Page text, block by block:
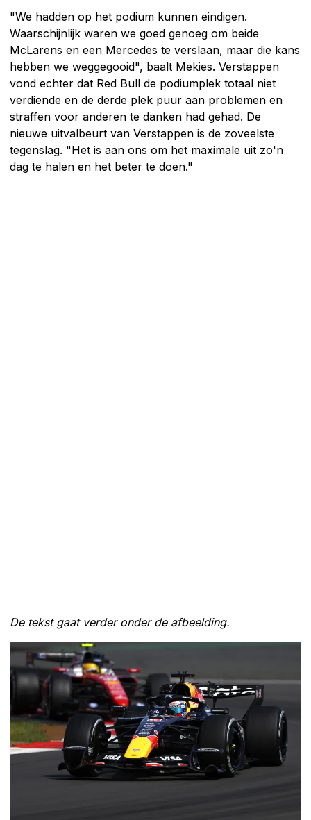
"We hadden op het podium kunnen eindigen.
Waarschijnlijk waren we goed genoeg om beide
McLarens en een Mercedes te verslaan, maar die kans
hebben we weggegooid", baalt Mekies. Verstappen
vond echter dat Red Bull de podiumplek totaal niet
verdiende en de derde plek puur aan problemen en
straffen voor anderen te danken had gehad. De
nieuwe uitvalbeurt van Verstappen is de zoveelste
tegenslag. "Het is aan ons om het maximale uit zo'n
dag te halen en het beter te doen."
De tekst gaat verder onder de afbeelding.